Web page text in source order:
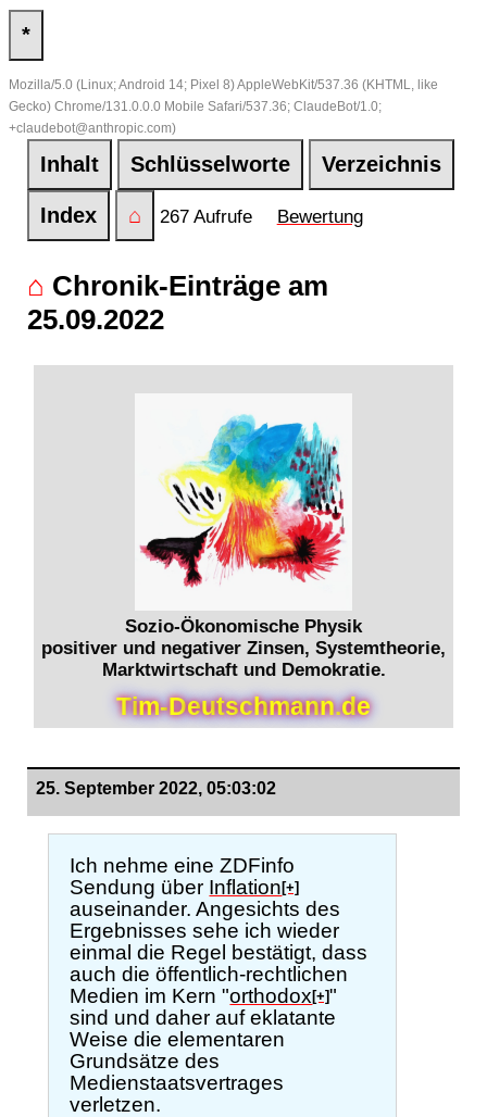
*
Mozilla/5.0 (Linux; Android 14; Pixel 8) AppleWebKit/537.36 (KHTML, like
Gecko) Chrome/131.0.0.0 Mobile Safari/537.36; ClaudeBot/1.0;
+claudebot@anthropic.com)
Inhalt Schlüsselworte Verzeichnis
Index ⌂ 267 Aufrufe Bewertung
⌂ Chronik-Einträge am
25.09.2022
Sozio-Ökonomische Physik
positiver und negativer Zinsen, Systemtheorie,
Marktwirtschaft und Demokratie.
Tim-Deutschmann.de
25. September 2022, 05:03:02
Ich nehme eine ZDFinfo
Sendung über Inflation[+]
auseinander. Angesichts des
Ergebnisses sehe ich wieder
einmal die Regel bestätigt, dass
auch die öffentlich-rechtlichen
Medien im Kern "orthodox[+]"
sind und daher auf eklatante
Weise die elementaren
Grundsätze des
Medienstaatsvertrages
verletzen.